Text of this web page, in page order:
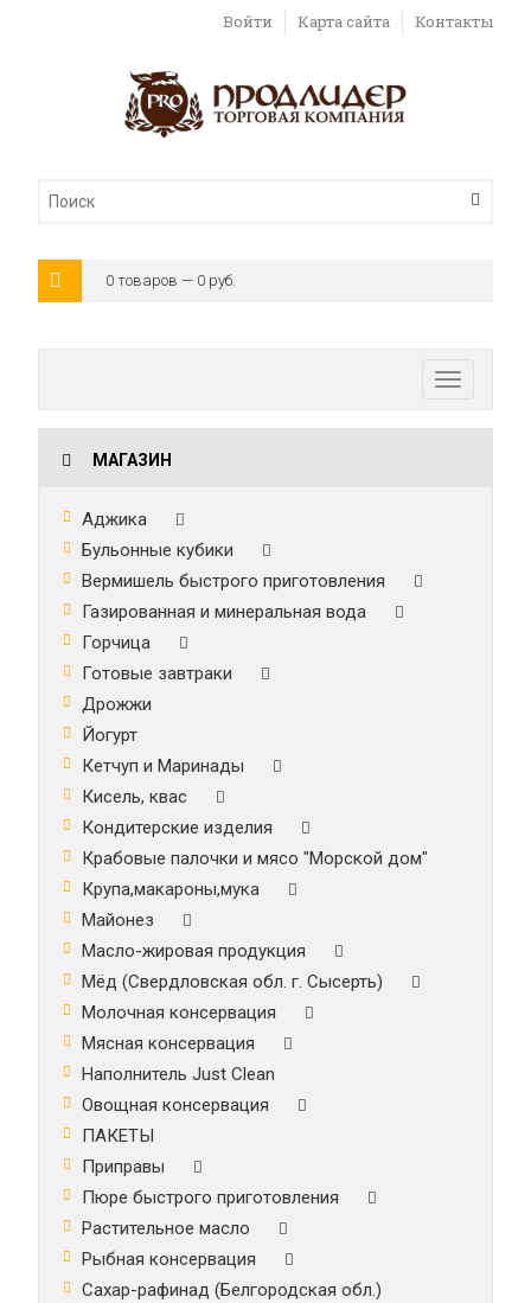
Войти Карта сайта Контакты
0 товаров — 0 руб.
Toggle
navigation
МАГАЗИН
Аджика
Бульонные кубики
Вермишель быстрого приготовления
Газированная и минеральная вода
Горчица
Готовые завтраки
Дрожжи
Йогурт
Кетчуп и Маринады
Кисель, квас
Кондитерские изделия
Крабовые палочки и мясо "Морской дом"
Крупа,макароны,мука
Майонез
Масло-жировая продукция
Мёд (Свердловская обл. г. Сысерть)
Молочная консервация
Мясная консервация
Наполнитель Just Clean
Овощная консервация
ПАКЕТЫ
Приправы
Пюре быстрого приготовления
Растительное масло
Рыбная консервация
Сахар-рафинад (Белгородская обл.)